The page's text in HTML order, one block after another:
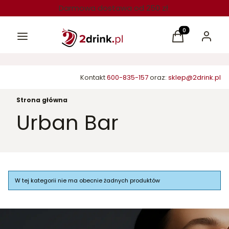
Darmowa dostawa od 250 zł
Menu Produkty w
Koszyk Zaloguj
Kontakt600-835-157oraz: sklep@2drink.pl
Strona główna
Urban Bar
Lista produktów
W tej kategorii nie ma obecnie żadnych produktów